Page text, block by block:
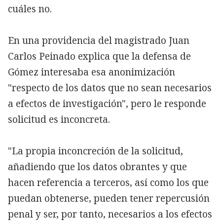
cuáles no.
En una providencia del magistrado Juan
Carlos Peinado explica que la defensa de
Gómez interesaba esa anonimización
"respecto de los datos que no sean necesarios
a efectos de investigación", pero le responde
solicitud es inconcreta.
"La propia inconcreción de la solicitud,
añadiendo que los datos obrantes y que
hacen referencia a terceros, así como los que
puedan obtenerse, pueden tener repercusión
penal y ser, por tanto, necesarios a los efectos